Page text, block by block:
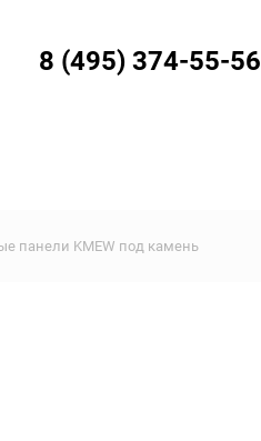
8 (495) 374-55-56​
панели KMEW под камень